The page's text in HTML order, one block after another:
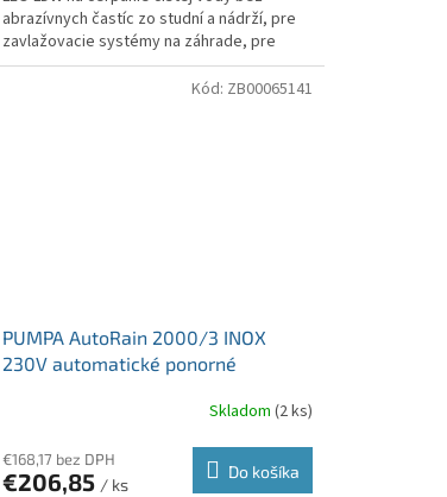
abrazívnych častíc zo studní a nádrží, pre
zavlažovacie systémy na záhrade, pre
zásobovanie vodou...
PUMPA AutoRain 2000/3 INOX
230V automatické ponorné
Skladom (2 ks)
€168,17 bez DPH
€206,85 / ks
Do košíka
Kód: ZB00065141